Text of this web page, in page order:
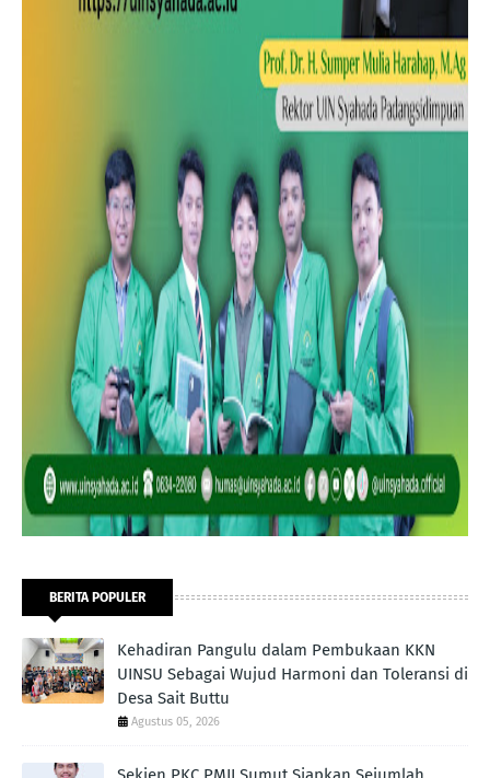
BERITA POPULER
Kehadiran Pangulu dalam Pembukaan KKN
UINSU Sebagai Wujud Harmoni dan Toleransi di
Desa Sait Buttu
Agustus 05, 2026